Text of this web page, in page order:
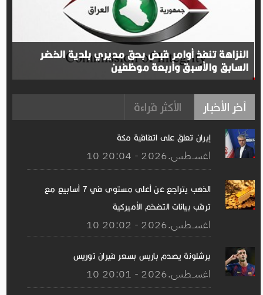
النزاهة تنفذ أوامر قبض بحق مديري بلدية الخضر
السابق والأسبق وأربعة موظفين
آخر الأخبار الأكثر قراءة
إيران تعلق على اتفاقیة مكة
10 اغســطس.2026 - 20:04
الذهب يتراجع عن أعلى مستوى في 7 أسابيع مع
ترقب بيانات التضخم الأميركية
10 اغســطس.2026 - 20:02
برشلونة يصدم باريس بسعر فيران توريس
10 اغســطس.2026 - 20:01